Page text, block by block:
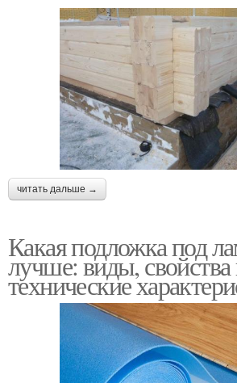
читать дальше →
Какая подложка под
лучше: виды, свойства
технические